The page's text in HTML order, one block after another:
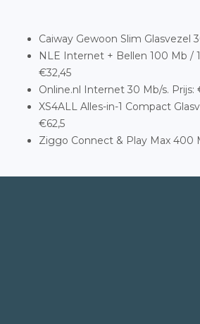
Caiway Gewoon Slim Glasvezel
NLE Internet + Bellen 100 Mb /
€32,45
Online.nl Internet 30 Mb/s. Prijs:
XS4ALL Alles-in-1 Compact
€62,5
Ziggo Connect & Play Max 400